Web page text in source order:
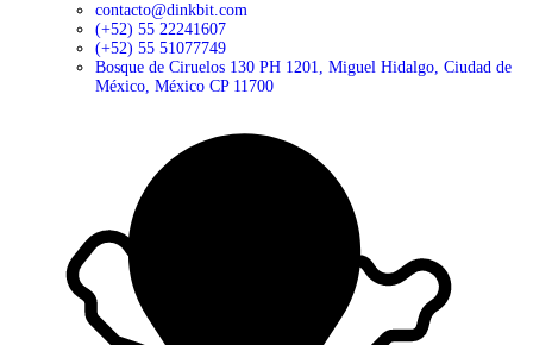
contacto@dinkbit.com
(+52) 55 22241607
(+52) 55 51077749
Bosque de Ciruelos 130 PH 1201, Miguel Hidalgo, Ciudad de
México, México CP 11700